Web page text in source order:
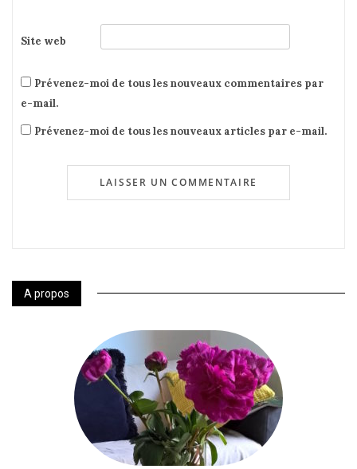
Site web
Prévenez-moi de tous les nouveaux commentaires par
e-mail.
Prévenez-moi de tous les nouveaux articles par e-mail.
A propos